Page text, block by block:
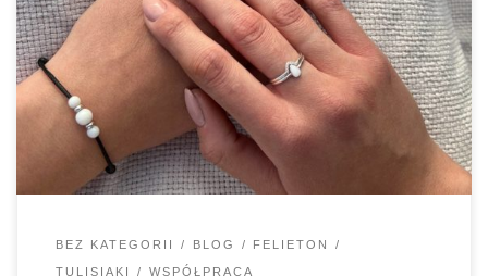
wtedy obchodzimy Międzynarodowy Tydzień Promocji
Karmienia Piersią, a media, nie tylko społecznościowe
zalewa fala zdjęć karmiących mam, postów i artykułów
na temat mleka kobiecego, korzyści płynących z
karmienia piersią. Temat zatacza coraz szersze kręgi i
sprawia, […]
BEZ KATEGORII BLOG FELIETON
TULISIAKI WSPÓŁPRACA